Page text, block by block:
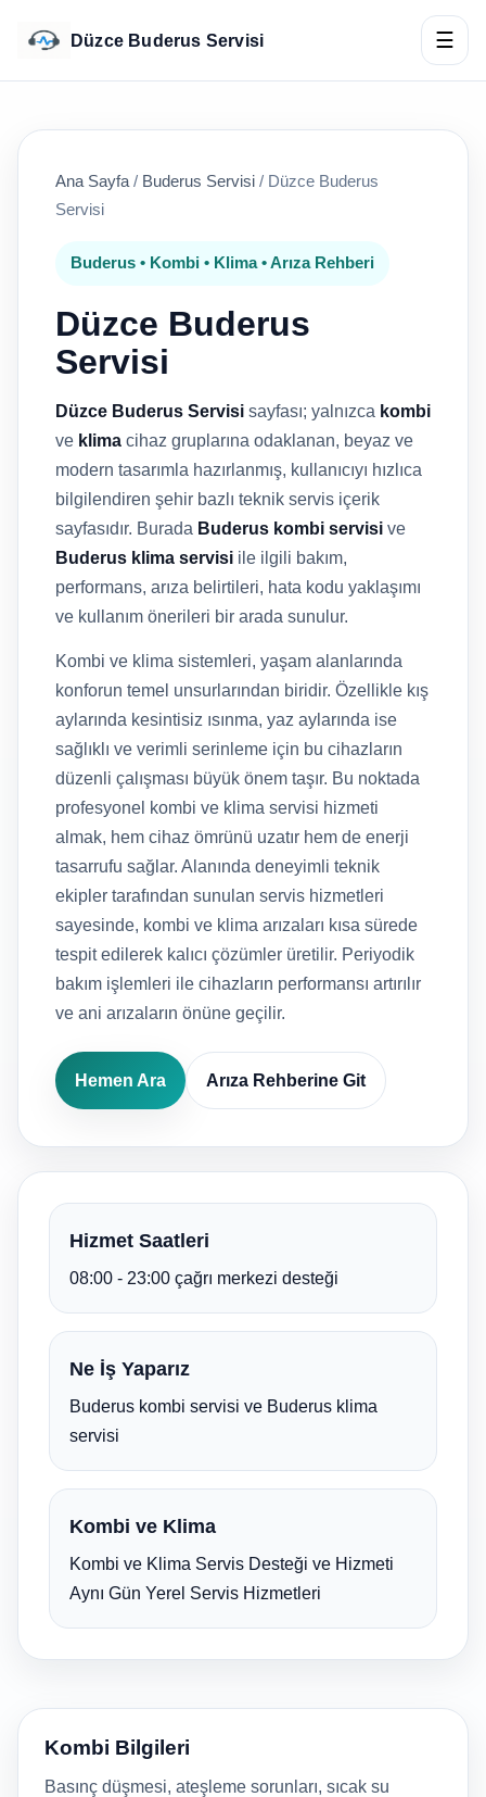
Düzce Buderus Servisi ☰
Ana Sayfa / Buderus Servisi / Düzce Buderus
Servisi
Buderus • Kombi • Klima • Arıza Rehberi
Düzce Buderus
Servisi
Düzce Buderus Servisi sayfası; yalnızca kombi
ve klima cihaz gruplarına odaklanan, beyaz ve
modern tasarımla hazırlanmış, kullanıcıyı hızlıca
bilgilendiren şehir bazlı teknik servis içerik
sayfasıdır. Burada Buderus kombi servisi ve
Buderus klima servisi ile ilgili bakım,
performans, arıza belirtileri, hata kodu yaklaşımı
ve kullanım önerileri bir arada sunulur.
Kombi ve klima sistemleri, yaşam alanlarında
konforun temel unsurlarından biridir. Özellikle kış
aylarında kesintisiz ısınma, yaz aylarında ise
sağlıklı ve verimli serinleme için bu cihazların
düzenli çalışması büyük önem taşır. Bu noktada
profesyonel kombi ve klima servisi hizmeti
almak, hem cihaz ömrünü uzatır hem de enerji
tasarrufu sağlar. Alanında deneyimli teknik
ekipler tarafından sunulan servis hizmetleri
sayesinde, kombi ve klima arızaları kısa sürede
tespit edilerek kalıcı çözümler üretilir. Periyodik
bakım işlemleri ile cihazların performansı artırılır
ve ani arızaların önüne geçilir.
Hemen Ara Arıza Rehberine Git
Hizmet Saatleri
08:00 - 23:00 çağrı merkezi desteği
Ne İş Yaparız
Buderus kombi servisi ve Buderus klima
servisi
Kombi ve Klima
Kombi ve Klima Servis Desteği ve Hizmeti
Aynı Gün Yerel Servis Hizmetleri
Kombi Bilgileri
Basınç düşmesi, ateşleme sorunları, sıcak su